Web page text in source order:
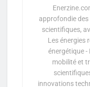
approfondie
scientifiques,
Les énergies
énergétique -
mobilité et
innovations